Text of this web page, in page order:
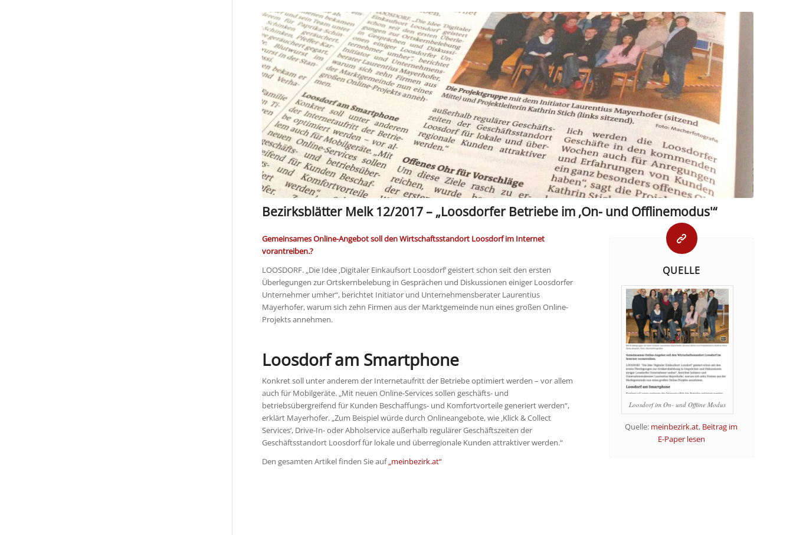
Bezirksblätter Melk 12/2017 – „Loosdorfer Betriebe im ‚On- und Offlinemodus'“
Gemeinsames Online-Angebot soll den Wirtschaftsstandort Loosdorf im Internet
vorantreiben.?
LOOSDORF. „Die Idee ‚Digitaler Einkaufsort Loosdorf‘ geistert schon seit den ersten
Überlegungen zur Ortskernbelebung in Gesprächen und Diskussionen einiger Loosdorfer
Unternehmer umher“, berichtet Initiator und Unternehmensberater Laurentius
Mayerhofer, warum sich zehn Firmen aus der Marktgemeinde nun eines großen Online-
Projekts annehmen.
Loosdorf am Smartphone
Konkret soll unter anderem der Internetaufritt der Betriebe optimiert werden – vor allem
auch für Mobilgeräte. „Mit neuen Online-Services sollen geschäfts- und
betriebsübergreifend für Kunden Beschaffungs- und Komfortvorteile generiert werden“,
erklärt Mayerhofer. „Zum Beispiel würde durch Onlineangebote, wie ‚Klick & Collect
Services‘, Drive-In- oder Abholservice außerhalb regulärer Geschäftszeiten der
Geschäftsstandort Loosdorf für lokale und überregionale Kunden attraktiver werden.“
Den gesamten Artikel finden Sie auf„meinbezirk.at“
QUELLE
Loosdorf im On- und Offline Modus
Quelle: meinbezirk.at, Beitrag im
E-Paper lesen